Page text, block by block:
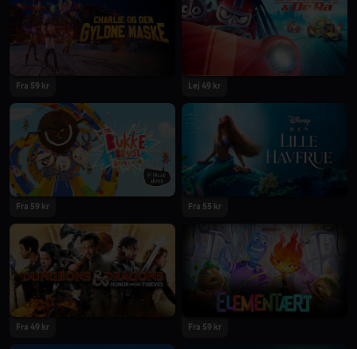
2023
2023
Fra 59 kr
2023
Lej 49 kr
2023
Fra 59 kr
2023
Fra 55 kr
Fra 49 kr Fra 59 kr